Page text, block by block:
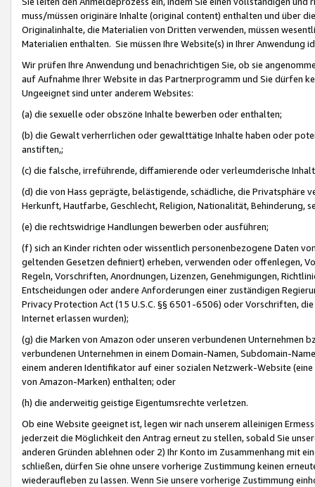
muss/müssen originäre Inhalte (original content) enthalten und über
Originalinhalte, die Materialien von Dritten verwenden, müssen
Materialien enthalten. Sie müssen Ihre Website(s) in Ihrer Anwendung
Wir prüfen Ihre Anwendung und benachrichtigen Sie, ob sie
auf Aufnahme Ihrer Website in das Partnerprogramm und Sie dürfen
Ungeeignet sind unter anderem Websites:
(a) die sexuelle oder obszöne Inhalte bewerben oder enthalten;
(b) die Gewalt verherrlichen oder gewalttätige Inhalte haben oder
anstiften,;
(c) die falsche, irreführende, diffamierende oder verleumderische
(d) die von Hass geprägte, belästigende, schädliche, die Privatsphäre
Herkunft, Hautfarbe, Geschlecht, Religion, Nationalität, Behinderung,
(e) die rechtswidrige Handlungen bewerben oder ausführen;
(f) sich an Kinder richten oder wissentlich personenbezogene Daten
geltenden Gesetzen definiert) erheben, verwenden oder offenlegen,
Regeln, Vorschriften, Anordnungen, Lizenzen, Genehmigungen,
Entscheidungen oder andere Anforderungen einer zuständigen
Privacy Protection Act (15 U.S.C. §§ 6501-6506) oder Vorschriften,
Internet erlassen wurden);
(g) die Marken von Amazon oder unseren verbundenen Unternehmen
verbundenen Unternehmen in einem Domain-Namen, Subdomain-
einem anderen Identifikator auf einer sozialen Netzwerk-Website
von Amazon-Marken) enthalten; oder
(h) die anderweitig geistige Eigentumsrechte verletzen.
Ob eine Website geeignet ist, legen wir nach unserem alleinigen
jederzeit die Möglichkeit den Antrag erneut zu stellen, sobald Sie
anderen Gründen ablehnen oder 2) Ihr Konto im Zusammenhang mit
schließen, dürfen Sie ohne unsere vorherige Zustimmung keinen
wiederaufleben zu lassen. Wenn Sie unsere vorherige Zustimmung